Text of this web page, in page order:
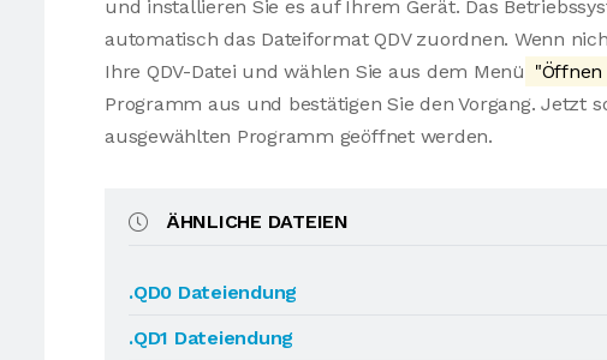
und installieren Sie es auf Ihrem Gerät. Das
automatisch das Dateiformat QDV zuordnen. Wenn
Ihre QDV-Datei und wählen Sie aus dem Menü
Programm aus und bestätigen Sie den Vorgang. Jetzt
ausgewählten Programm geöffnet werden.
ÄHNLICHE DATEIEN
.QD0 Dateiendung
.QD1 Dateiendung